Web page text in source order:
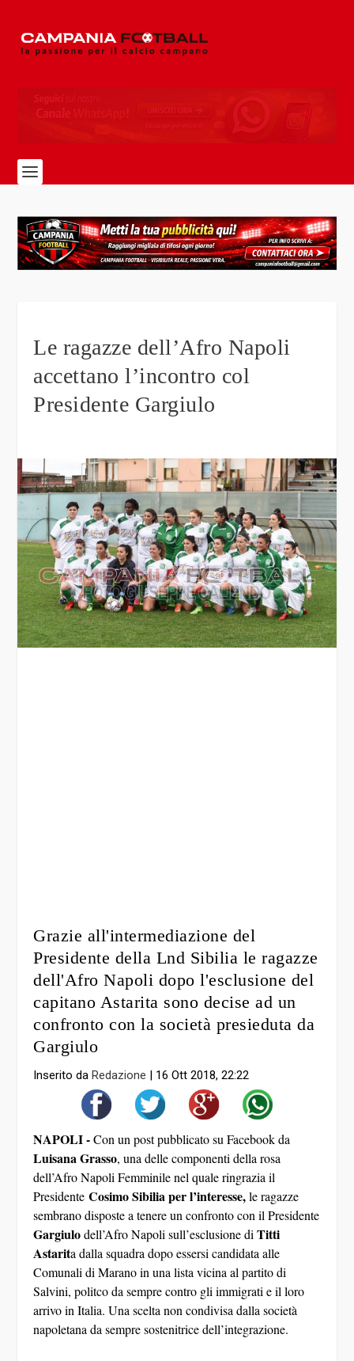
Le ragazze dell’Afro Napoli
accettano l’incontro col
Presidente Gargiulo
Grazie all'intermediazione del
Presidente della Lnd Sibilia le ragazze
dell'Afro Napoli dopo l'esclusione del
capitano Astarita sono decise ad un
confronto con la società presieduta da
Gargiulo
Inserito daRedazione | 16 Ott 2018, 22:22
NAPOLI -Con un post pubblicato su Facebook da
Luisana Grasso, una delle componenti della rosa
dell’Afro Napoli Femminile nel quale ringrazia il
PresidenteCosimo Sibilia per l’interesse,le ragazze
sembrano disposte a tenere un confronto con il Presidente
Gargiulodell’Afro Napoli sull’esclusione diTitti
Astarita dalla squadra dopo essersi candidata alle
Comunali di Marano in una lista vicina al partito di
Salvini, politco da sempre contro gli immigrati e il loro
arrivo in Italia. Una scelta non condivisa dalla società
napoletana da sempre sostenitrice dell’integrazione.